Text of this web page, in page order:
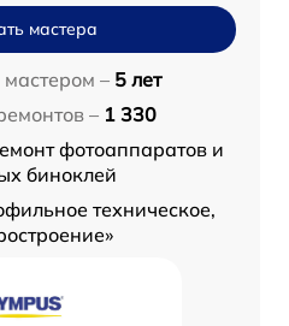
мастера
– 5 лет
– 1 330
фотоаппаратов и
биноклей
техническое,